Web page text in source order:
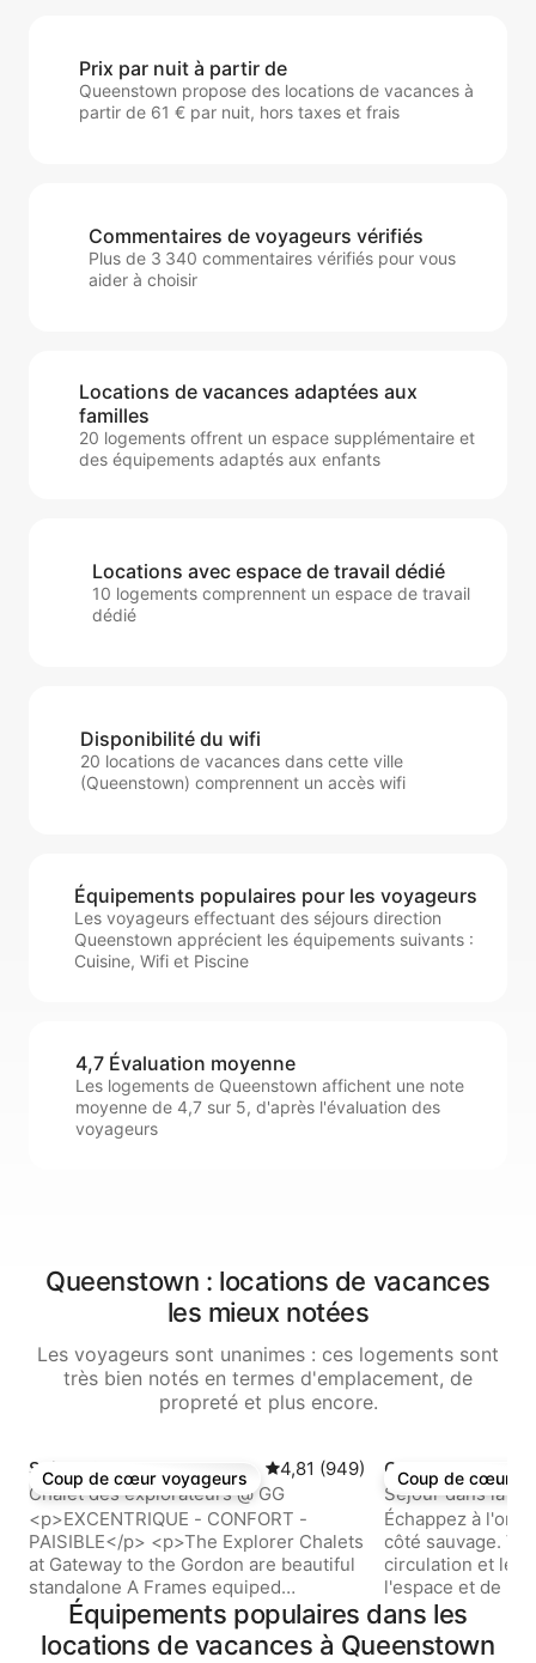
Prix par nuit à partir de
Queenstown propose des locations de vacances à
partir de 61 € par nuit, hors taxes et frais
Commentaires de voyageurs vérifiés
Plus de 3 340 commentaires vérifiés pour vous
aider à choisir
Locations de vacances adaptées aux
familles
20 logements offrent un espace supplémentaire et
des équipements adaptés aux enfants
Locations avec espace de travail dédié
10 logements comprennent un espace de travail
dédié
Disponibilité du wifi
20 locations de vacances dans cette ville
(Queenstown) comprennent un accès wifi
Équipements populaires pour les voyageurs
Les voyageurs effectuant des séjours direction
Queenstown apprécient les équipements suivants :
Cuisine, Wifi et Piscine
4,7 Évaluation moyenne
Les logements de Queenstown affichent une note
moyenne de 4,7 sur 5, d'après l'évaluation des
voyageurs
Queenstown : locations de vacances
les mieux notées
Les voyageurs sont unanimes : ces logements sont
très bien notés en termes d'emplacement, de
propreté et plus encore.
Coup de cœur voyageurs
Coup de cœur voyageurs
Suite ⋅ Strahan Évaluation moyenne sur la
4,81 (949)
Chalet des explorateurs @ GG
<p>EXCENTRIQUE - CONFORT -
PAISIBLE</p> <p>The Explorer Chalets
at Gateway to the Gordon are beautiful
standalone A Frames equiped
will&nbsp ;tout ce dont vous avez
besoin à portée de main. &nbsp.
Couchage jusqu'à quatre personnes
Coup de cœur
Coup de cœur
Cabane ⋅ Zeehan
Séjour dans la
centrale : le
Échappez à
côté sauvage. Vous rêvez de troquer la
circulation et les
l'espace et de la
de la Tasmanie
maintenant,
de base idéal
Équipements populaires dans les
locations de vacances à Queenstown